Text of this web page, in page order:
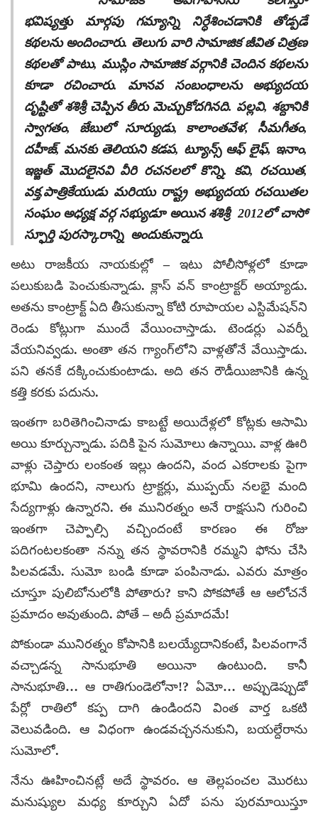
భవిష్యత్తు మార్గపు గమ్యాన్ని నిర్ధేశించడానికి తోడ్పడే
కథలను అందించారు. తెలుగు వారి సామాజిక జీవిత చిత్రణ
కథలతో పాటు, ముస్లిం సామాజిక వర్గానికి చెందిన కథలను
కూడా రచించారు. మానవ సంబంధాలను అభ్యుదయ
దృష్టితో శశిశ్రీ చెప్పిన తీరు మెచ్చుకోదగినది. పల్లవి, శబ్దానికి
స్వాగతం, జేబులో సూర్యుడు, కాలాంతవేళ, సీమగీతం,
దహీజ్‌, మనకు తెలియని కడప, ట్యూన్స్‌ ఆఫ్‌ లైఫ్‌, ఇనాం,
ఇజ్జత్‌ మొదలైనవి వీరి రచనలలో కొన్ని. కవి, రచయిత,
వక్త,పాత్రికేయుడు మరియు రాష్ట్ర అభ్యుదయ రచయితల
సంఘం అధ్యక్ష వర్గ సభ్యుడూ అయిన శశిశ్రీ 2012లో చాసో
స్ఫూర్తి పురస్కారాన్ని అందుకున్నారు.
అటు రాజకీయ నాయకుల్లో – ఇటు పోలీసోళ్లలో కూడా
పలుకుబడి పెంచుకున్నాడు. క్లాస్ వన్ కాంట్రాక్టర్ అయ్యాడు.
అతను కాంట్రాక్ట్ ఏది తీసుకున్నా కోటి రూపాయల ఎస్టిమేషన్‌ని
రెండు కోట్లుగా ముందే వేయించాస్తాడు. టెండర్లు ఎవర్నీ
వేయనివ్వడు. అంతా తన గ్యాంగ్‌లోని వాళ్లతోనే వేయిస్తాడు.
పని తనకే దక్కించుకుంటాడు. అది తన రౌడీయిజానికి ఉన్న
కత్తి కరకు పదును.
ఇంతగా బరితెగించినాడు కాబట్టే అయిదేళ్లలో కోట్లకు ఆసామి
అయి కూర్చున్నాడు. పదికి పైన సుమోలు ఉన్నాయి. వాళ్ల ఊరి
వాళ్లు చెప్తారు లంకంత ఇల్లు ఉందని, వంద ఎకరాలకు పైగా
భూమి ఉందని, నాలుగు ట్రాక్టర్లు, ముప్పయ్ నలభై మంది
సేద్యగాళ్లు ఉన్నారని. ఈ మునిరత్నం అనే రాక్షసుని గురించి
ఇంతగా చెప్పాల్సి వచ్చిందంటే కారణం ఈ రోజు
పదిగంటలకంతా నన్ను తన స్థావరానికి రమ్మని ఫోను చేసి
పిలవడమే. సుమో బండి కూడా పంపినాడు. ఎవరు మాత్రం
చూస్తూ పులిబోనులోకి పోతారు? కాని పోకపోతే ఆ ఆలోచనే
ప్రమాదం అవుతుంది. పోతే – అదీ ప్రమాదమే!
పోకుండా మునిరత్నం కోపానికి బలయ్యేదానికంటే, పిలవంగానే
వచ్చాడన్న సానుభూతి అయినా ఉంటుంది. కానీ
సానుభూతి… ఆ రాతిగుండెలోనా!? ఏమో… అప్పుడెప్పుడో
పేర్లో రాతిలో కప్ప దాగి ఉండిందని వింత వార్త ఒకటి
వెలువడింది. ఆ విధంగా ఉండవచ్చననుకుని, బయల్దేరాను
సుమోలో.
నేను ఊహించినట్లే అదే స్థావరం. ఆ తెల్లపంచల మొరటు
మనుష్యుల మధ్య కూర్చుని ఏదో పను పురమాయిస్తూ